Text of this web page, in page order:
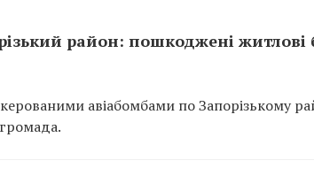
район: пошкоджені житлові
авіабомбами по Запорізькому